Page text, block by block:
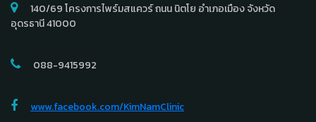
140/69 โครงการไพร์มสแควร์ ถนน นิตโย อำเภอเมือง จังหวัด
อุดรธานี 41000
088-9415992
www.facebook.com/KimNamClinic